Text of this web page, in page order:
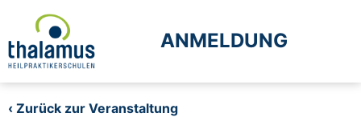
ANMELDUNG
‹ Zurück zur Veranstaltung